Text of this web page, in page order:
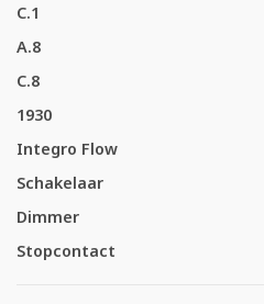
C.1
A.8
C.8
1930
Integro Flow
Schakelaar
Dimmer
Stopcontact